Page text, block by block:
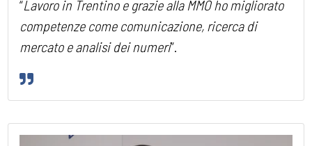
“Lavoro in Trentino e grazie alla MMO ho migliorato
competenze come comunicazione, ricerca di
mercato e analisi dei numeri”.